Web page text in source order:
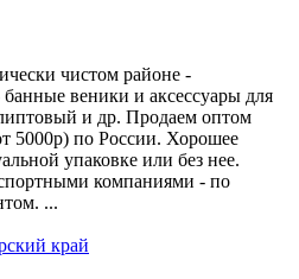
чистом районе -
веники и аксессуары для
и др. Продаем оптом
5000р) по России. Хорошее
упаковке или без нее.
компаниями - по
...
край